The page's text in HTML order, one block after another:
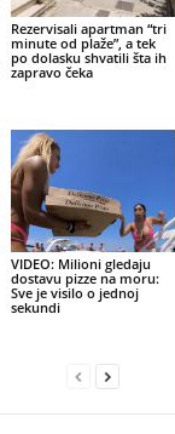
Rezervisali apartman “tri
minute od plaže”, a tek
po dolasku shvatili šta ih
zapravo čeka
VIDEO: Milioni gledaju
dostavu pizze na moru:
Sve je visilo o jednoj
sekundi